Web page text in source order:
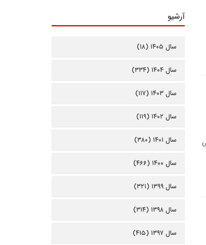
آرشیو
سال ۱۴۰۵ (۱۸)
سال ۱۴۰۴ (۳۳۴)
سال ۱۴۰۳ (۱۱۷)
سال ۱۴۰۲ (۱۱۹)
سال ۱۴۰۱ (۳۸۰)
سال ۱۴۰۰ (۴۶۶)
سال ۱۳۹۹ (۳۲۱)
سال ۱۳۹۸ (۳۱۴)
سال ۱۳۹۷ (۴۱۵)